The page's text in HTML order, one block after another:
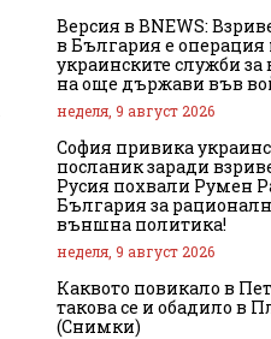
Версия в BNEWS:
в България е операция
украинските служби
на още държави във
неделя, 9 август 2026
София привика
посланик заради
Русия похвали Румен
България за
външна политика!
неделя, 9 август 2026
Каквото повикало в
такова се и обадило в
(Снимки)